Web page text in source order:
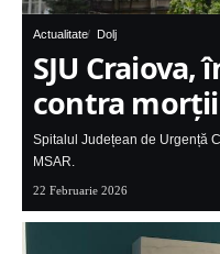
Actualitate Dolj
SJU
contra
Spitalul Județean de Urgență
MSAR.
22 Februarie 2026